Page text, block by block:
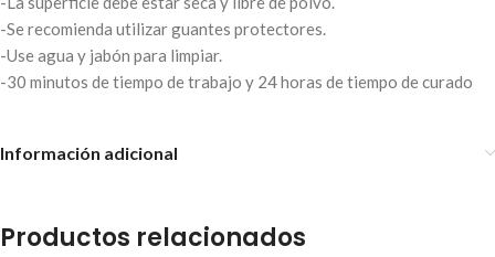
-Se recomienda utilizar guantes protectores.
-Use agua y jabón para limpiar.
-30 minutos de tiempo de trabajo y 24 horas de tiempo de curado
Información adicional
Productos relacionados